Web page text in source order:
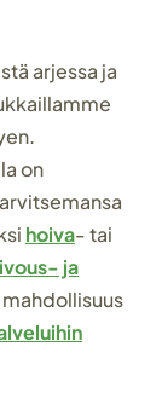
arjessa ja
on
hoiva- tai
ja
mahdollisuus